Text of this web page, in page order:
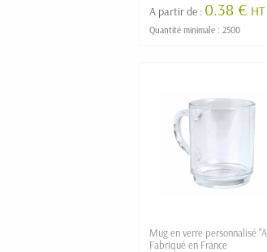
A partir de : 0.38 € HT
Quantité minimale : 2500
Mug en verre personnalisé
Fabriqué en France